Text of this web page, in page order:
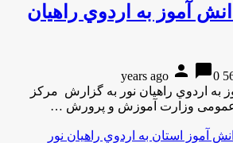
دانش آموز به اردوي راهيان
56
person chat_bubble0
آموز به اردوي راهيان نور به گزارش مركز
عمومی وزارت آموزش و پرورش …